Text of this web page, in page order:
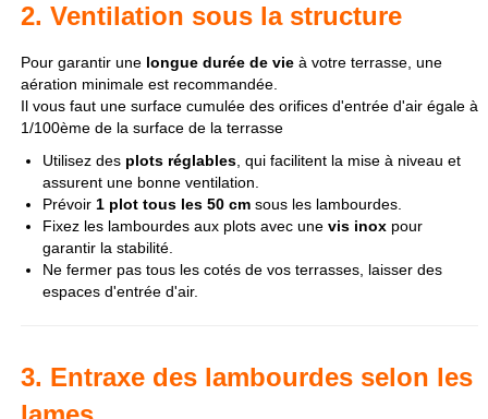
2. Ventilation sous la structure
Pour garantir une longue durée de vieà votre terrasse, une
aération minimale est recommandée.
Il vous faut une surface cumulée des orifices d'entrée d'air égale à
1/100ème de la surface de la terrasse
Utilisez des plots réglables, qui facilitent la mise à niveau et
assurent une bonne ventilation.
Prévoir 1 plot tous les 50 cmsous les lambourdes.
Fixez les lambourdes aux plots avec une vis inoxpour
garantir la stabilité.
Ne fermer pas tous les cotés de vos terrasses, laisser des
espaces d'entrée d'air.
3. Entraxe des lambourdes selon les